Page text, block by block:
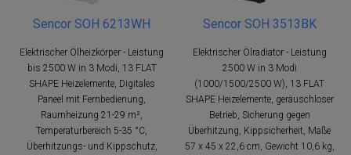
Sencor SOH 6213WH
Elektrischer Ölheizkörper - Leistung
bis 2500 W in 3 Modi, 13 FLAT
SHAPE Heizelemente, Digitales
Paneel mit Fernbedienung,
Raumheizung 21-29 m²,
Temperaturbereich 5-35 °C,
Überhitzungs- und Kippschutz,
Sencor SOH 3513BK
Elektrischer Ölradiator - Leistung
2500 W in 3 Modi
(1000/1500/2500 W), 13 FLAT
SHAPE Heizelemente, geräuschloser
Betrieb, Sicherung gegen
Überhitzung, Kippsicherheit, Maße
57 x 45 x 22,6 cm, Gewicht 10,6 kg,